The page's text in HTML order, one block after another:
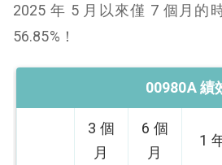
2025 年 5 月以來僅 7 個月的
56.85%！
00980A 績
3 個
月
6 個
月
1